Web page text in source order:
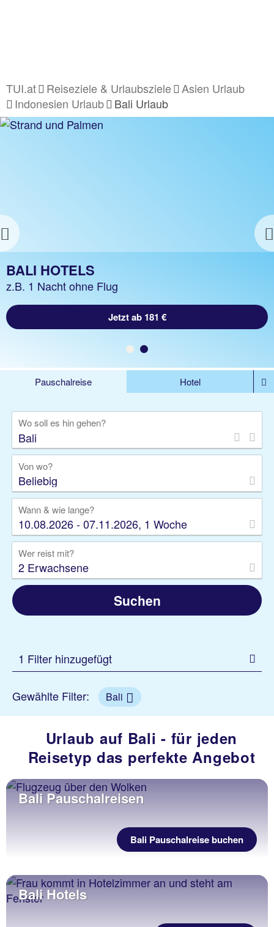
TUI.at Reiseziele & Urlaubsziele
Asien Urlaub
Indonesien Urlaub
Bali Urlaub
Previous
BALI URLAUB
z.B. 1 Woche Hotel inklusive Flug
Jetzt ab 1402 €
BALI HOTELS
z.B. 1 Nacht ohne Flug
Jetzt ab 181 €
Pauschalreise
Hotel
Rundreise
Kreuzfahrt
Gruppenreise
Camper Privattransfer
Wo soll es hin gehen?
Von wo?
Beliebig
Wann & wie lange?
10.08.2026 - 07.11.2026, 1 Woche
Wer reist mit?
2 Erwachsene
Suchen
1 Filter hinzugefügt
Gewählte Filter: Bali
Urlaub auf Bali - für jeden
Reisetyp das perfekte Angebot
Bali Pauschalreisen
Bali Pauschalreise buchen
Bali Hotels